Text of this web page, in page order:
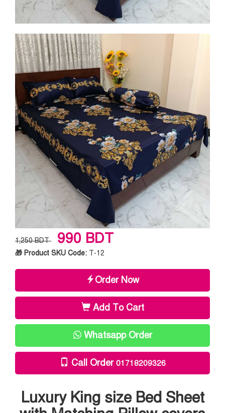
1,250 BDT 990 BDT
🎁 Product SKU Code: T-12
Order Now
Add To Cart
Whatsapp Order
Call Order 01718209326
Luxury King size Bed Sheet